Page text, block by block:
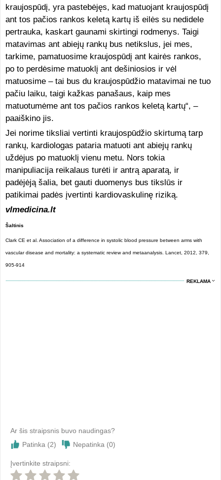
kraujospūdį, yra pastebėjęs, kad matuojant kraujospūdį
ant tos pačios rankos keletą kartų iš eilės su nedidele
pertrauka, kaskart gaunami skirtingi rodmenys. Taigi
matavimas ant abiejų rankų bus netikslus, jei mes,
tarkime, pamatuosime kraujospūdį ant kairės rankos,
po to perdėsime matuoklį ant dešiniosios ir vėl
matuosime – tai bus du kraujospūdžio matavimai ne tuo
pačiu laiku, taigi kažkas panašaus, kaip mes
matuotumėme ant tos pačios rankos keletą kartų“, –
paaiškino jis.
Jei norime tiksliai vertinti kraujospūdžio skirtumą tarp
rankų, kardiologas pataria matuoti ant abiejų rankų
uždėjus po matuoklį vienu metu. Nors tokia
manipuliacija reikalaus turėti ir antrą aparatą, ir
padėjėją šalia, bet gauti duomenys bus tikslūs ir
patikimai padės įvertinti kardiovaskulinę riziką.
vlmedicina.lt
Šaltinis
Clark CE et al. Association of a difference in systolic blood pressure between arms with
vascular disease and mortality: a systematic review and metaanalysis. Lancet, 2012, 379,
905-914
REKLAMA
Ar šis straipsnis buvo naudingas?
Patinka (2) Nepatinka (0)
Įvertinkite straipsni: